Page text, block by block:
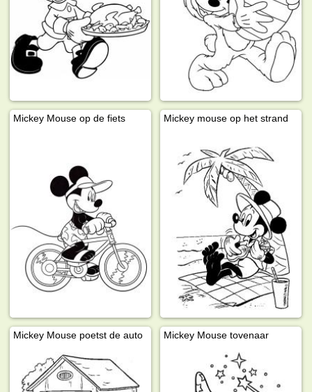
Mickey Mouse op de fiets Mickey mouse op het strand
Mickey Mouse poetst de auto Mickey Mouse tovenaar